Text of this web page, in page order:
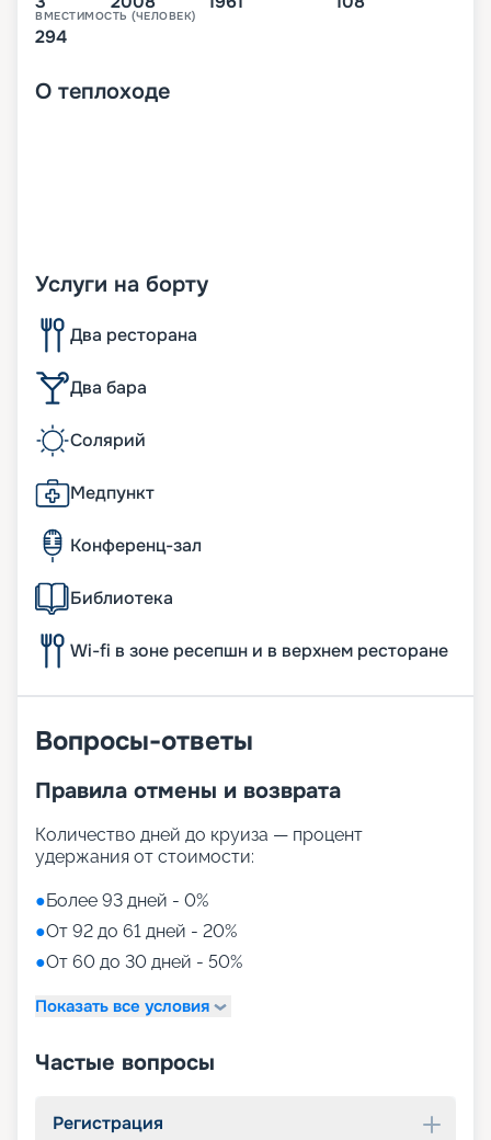
ВМЕСТИМОСТЬ (ЧЕЛОВЕК)
294
О теплоходе
Услуги на борту
Два ресторана
Два бара
Солярий
Медпункт
Конференц-зал
Библиотека
Wi-fi в зоне ресепшн и в верхнем ресторане
Вопросы-ответы
Правила отмены и возврата
Количество дней до круиза — процент
удержания от стоимости:
●Более 93 дней - 0%
●От 92 до 61 дней - 20%
●От 60 до 30 дней - 50%
Показать все условия
Частые вопросы
Регистрация